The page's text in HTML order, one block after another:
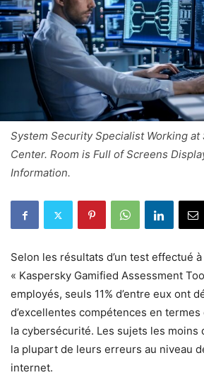
System Security Specialist Working
Center. Room is Full of Screens
Information.
Selon les résultats d’un test effectué à
« Kaspersky Gamified Assessment
employés, seuls 11% d’entre eux ont
d’excellentes compétences en
la cybersécurité. Les sujets les moins
la plupart de leurs erreurs au niveau
internet.